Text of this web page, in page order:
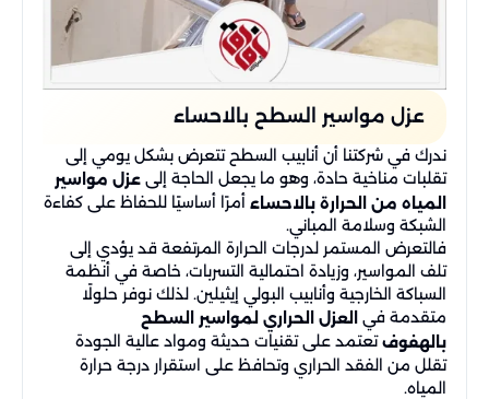
عزل مواسير السطح بالاحساء
ندرك في شركتنا أن أنابيب السطح تتعرض بشكل يومي إلى
تقلبات مناخية حادة، وهو ما يجعل الحاجة إلى عزل مواسير
المياه من الحرارة بالاحساء أمرًا أساسيًا للحفاظ على كفاءة
الشبكة وسلامة المباني.
فالتعرض المستمر لدرجات الحرارة المرتفعة قد يؤدي إلى
تلف المواسير، وزيادة احتمالية التسربات، خاصة في أنظمة
السباكة الخارجية وأنابيب البولي إيثيلين. لذلك نوفر حلولًا
متقدمة في
العزل الحراري لمواسير السطح
بالهفوفتعتمد على تقنيات حديثة ومواد عالية الجودة
تقلل من الفقد الحراري وتحافظ على استقرار درجة حرارة
المياه.